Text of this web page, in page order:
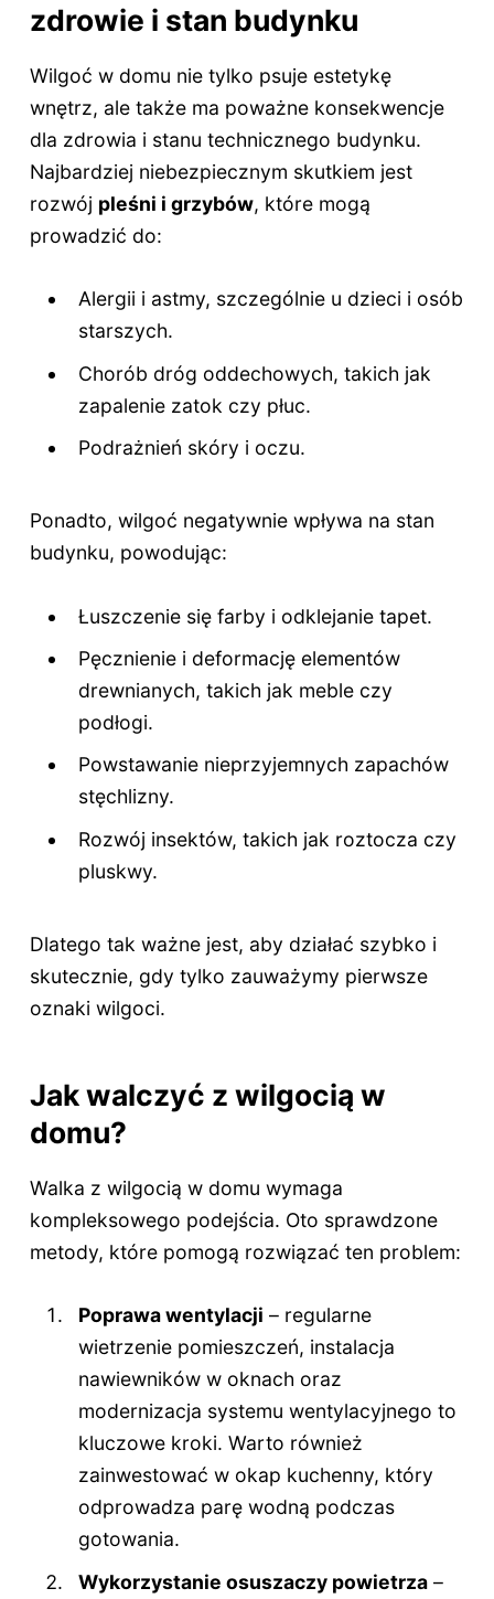
zdrowie i stan budynku
Wilgoć w domu nie tylko psuje estetykę
wnętrz, ale także ma poważne konsekwencje
dla zdrowia i stanu technicznego budynku.
Najbardziej niebezpiecznym skutkiem jest
rozwój pleśni i grzybów, które mogą
prowadzić do:
Alergii i astmy, szczególnie u dzieci i osób
starszych.
Chorób dróg oddechowych, takich jak
zapalenie zatok czy płuc.
Podrażnień skóry i oczu.
Ponadto, wilgoć negatywnie wpływa na stan
budynku, powodując:
Łuszczenie się farby i odklejanie tapet.
Pęcznienie i deformację elementów
drewnianych, takich jak meble czy
podłogi.
Powstawanie nieprzyjemnych zapachów
stęchlizny.
Rozwój insektów, takich jak roztocza czy
pluskwy.
Dlatego tak ważne jest, aby działać szybko i
skutecznie, gdy tylko zauważymy pierwsze
oznaki wilgoci.
Jak walczyć z wilgocią w
domu?
Walka z wilgocią w domu wymaga
kompleksowego podejścia. Oto sprawdzone
metody, które pomogą rozwiązać ten problem:
Poprawa wentylacji – regularne
wietrzenie pomieszczeń, instalacja
nawiewników w oknach oraz
modernizacja systemu wentylacyjnego to
kluczowe kroki. Warto również
zainwestować w okap kuchenny, który
odprowadza parę wodną podczas
gotowania.
Wykorzystanie osuszaczy powietrza –